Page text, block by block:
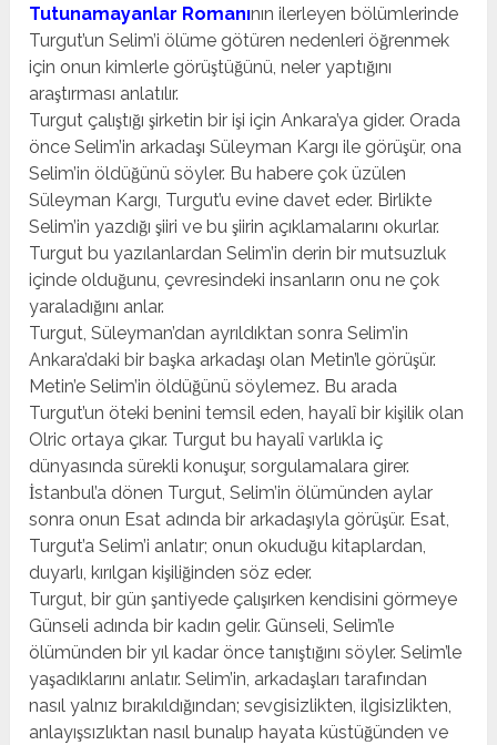
Tutunamayanlar Romanının ilerleyen bölümlerinde
Turgut’un Selim’i ölüme götüren nedenleri öğrenmek
için onun kimlerle görüştüğünü, neler yaptığını
araştırması anlatılır.
Turgut çalıştığı şirketin bir işi için Ankara’ya gider. Orada
önce Selim’in arkadaşı Süleyman Kargı ile görüşür, ona
Selim’in öldüğünü söyler. Bu habere çok üzülen
Süleyman Kargı, Turgut’u evine davet eder. Birlikte
Selim’in yazdığı şiiri ve bu şiirin açıklamalarını okurlar.
Turgut bu yazılanlardan Selim’in derin bir mutsuzluk
içinde olduğunu, çevresindeki insanların onu ne çok
yaraladığını anlar.
Turgut, Süleyman’dan ayrıldıktan sonra Selim’in
Ankara’daki bir başka arkadaşı olan Metin’le görüşür.
Metin’e Selim’in öldüğünü söylemez. Bu arada
Turgut’un öteki benini temsil eden, hayalî bir kişilik olan
Olric ortaya çıkar. Turgut bu hayalî varlıkla iç
dünyasında sürekli konuşur, sorgulamalara girer.
İstanbul’a dönen Turgut, Selim’in ölümünden aylar
sonra onun Esat adında bir arkadaşıyla görüşür. Esat,
Turgut’a Selim’i anlatır; onun okuduğu kitaplardan,
duyarlı, kırılgan kişiliğinden söz eder.
Turgut, bir gün şantiyede çalışırken kendisini görmeye
Günseli adında bir kadın gelir. Günseli, Selim’le
ölümünden bir yıl kadar önce tanıştığını söyler. Selim’le
yaşadıklarını anlatır. Selim’in, arkadaşları tarafından
nasıl yalnız bırakıldığından; sevgisizlikten, ilgisizlikten,
anlayışsızlıktan nasıl bunalıp hayata küstüğünden ve